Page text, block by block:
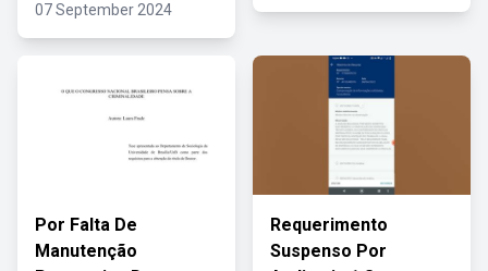
07 September 2024
Por Falta De
Manutenção
Requerimento
Suspenso Por